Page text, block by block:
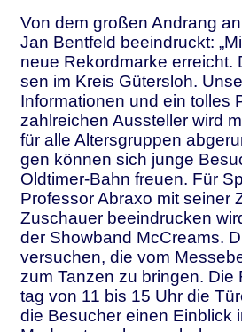
Von dem großen Andrang
Jan Bentfeld beeindruckt:
neue Rekordmarke erreicht.
sen im Kreis Gütersloh.
Informationen und ein tolles
zahlreichen Aussteller wird
für alle Altersgruppen
gen können sich junge
Oldtimer-Bahn freuen. Für
Professor Abraxo mit seiner
Zuschauer beeindrucken
der Showband McCreams.
versuchen, die vom
zum Tanzen zu bringen. Die
tag von 11 bis 15 Uhr die
die Besucher einen Einblick